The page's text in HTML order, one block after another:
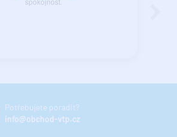
Potřebujete poradit?
info@obchod-vtp.cz